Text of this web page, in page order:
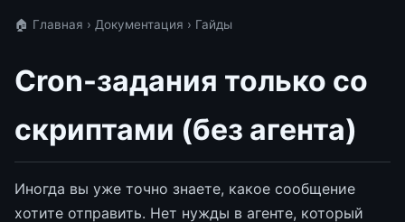
🏠 Главная › Документация › Гайды
Cron-задания только со
скриптами (без агента)
Иногда вы уже точно знаете, какое сообщение
хотите отправить. Нет нужды в агенте, который